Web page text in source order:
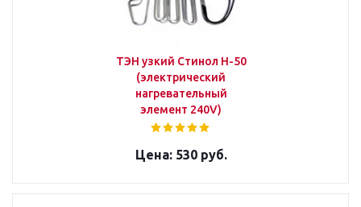
ТЭН узкий Стинол Н-50
(электрический
нагревательный
элемент 240V)
530 руб.